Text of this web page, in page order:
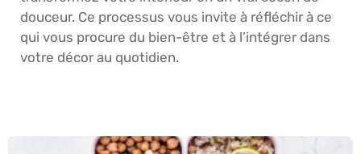
douceur. Ce processus vous invite à réfléchir à ce
qui vous procure du bien-être et à l’intégrer dans
votre décor au quotidien.